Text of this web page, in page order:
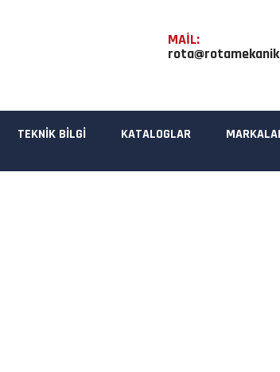
MAİL:
TEKNİK BİLGİ KATALOGLAR